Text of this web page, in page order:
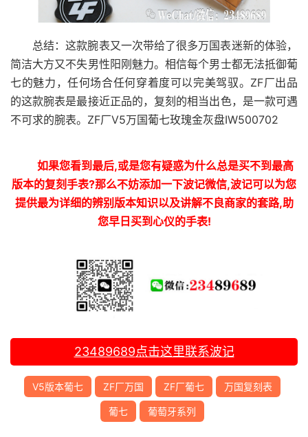
总结：这款腕表又一次带给了很多万国表迷新的体验，
简洁大方又不失男性阳刚魅力。相信每个男士都无法抵御葡
七的魅力，任何场合任何穿着度可以完美驾驭。ZF厂出品
的这款腕表是最接近正品的，复刻的相当出色，是一款可遇
不可求的腕表。ZF厂V5万国葡七玫瑰金灰盘IW500702
如果您看到最后,或是您有疑惑为什么总是买不到最高
版本的复刻手表?那么不妨添加一下波记微信,波记可以为您
提供最为详细的辨别版本知识以及讲解不良商家的套路,助
您早日买到心仪的手表!
23489689点击这里联系波记
V5版本葡七 ZF厂万国 ZF厂葡七 万国复刻表
葡七 葡萄牙系列